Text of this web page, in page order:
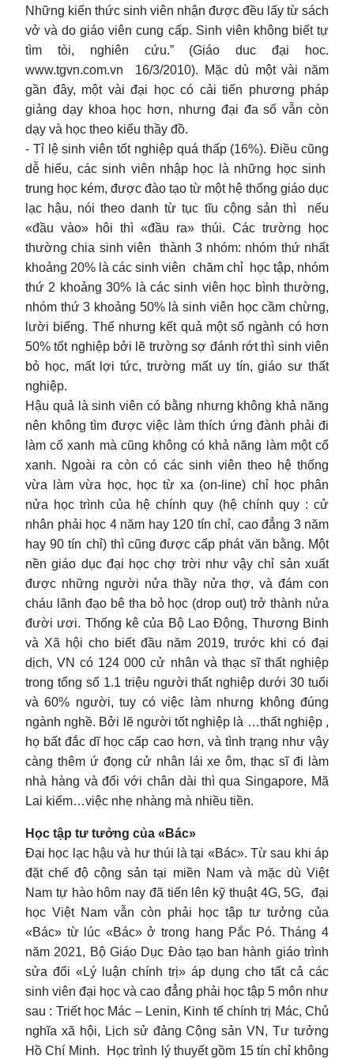
Những kiến thức sinh viên nhận được đều lấy từ sách
vở và do giáo viên cung cấp. Sinh viên không biết tự
tìm tòi, nghiên cứu.” (Giáo duc đại hoc.
www.tgvn.com.vn 16/3/2010). Mặc dù một vài năm
gần đây, một vài đại học có cải tiến phương pháp
giảng dạy khoa học hơn, nhưng đại đa số vẫn còn
dạy và học theo kiểu thầy đồ.
- Tỉ lệ sinh viên tốt nghiệp quá thấp (16%). Điều cũng
dễ hiểu, các sinh viên nhập học là những học sinh
trung học kém, được đào tạo từ một hệ thống giáo dục
lạc hậu, nói theo danh từ tục tĩu cộng sản thì nếu
«đầu vào» hôi thì «đầu ra» thúi. Các trường học
thường chia sinh viên thành 3 nhóm: nhóm thứ nhất
khoảng 20% là các sinh viên chăm chỉ học tập, nhóm
thứ 2 khoảng 30% là các sinh viên học bình thường,
nhóm thứ 3 khoảng 50% là sinh viên học cầm chừng,
lười biếng. Thế nhưng kết quả một số ngành có hơn
50% tốt nghiệp bởi lẽ trường sợ đánh rớt thì sinh viên
bỏ học, mất lợi tức, trường mất uy tín, giáo sư thất
nghiệp.
Hậu quả là sinh viên có bằng nhưng không khả năng
nên không tìm được việc làm thích ứng đành phải đi
làm cổ xanh mà cũng không có khả năng làm một cổ
xanh. Ngoài ra còn có các sinh viên theo hệ thống
vừa làm vừa học, học từ xa (on-line) chỉ học phân
nửa học trình của hệ chính quy (hệ chính quy : cử
nhân phải học 4 năm hay 120 tín chỉ, cao đẳng 3 năm
hay 90 tín chỉ) thì cũng được cấp phát văn bằng. Một
nền giáo dục đại học chợ trời như vậy chỉ sản xuất
được những người nửa thầy nửa thợ, và đám con
cháu lãnh đạo bê tha bỏ học (drop out) trở thành nửa
đười ươi. Thống kê của Bộ Lao Động, Thương Binh
và Xã hội cho biết đầu năm 2019, trước khi có đại
dịch, VN có 124 000 cử nhân và thạc sĩ thất nghiệp
trong tổng số 1.1 triệu người thất nghiệp dưới 30 tuổi
và 60% người, tuy có việc làm nhưng không đúng
ngành nghề. Bởi lẽ người tốt nghiệp là …thất nghiệp ,
họ bất đắc dĩ học cấp cao hơn, và tình trạng như vậy
càng thêm ứ đọng cử nhân lái xe ôm, thạc sĩ đi làm
nhà hàng và đối với chân dài thì qua Singapore, Mã
Lai kiếm…việc nhẹ nhàng mà nhiều tiền.
Học tập tư tưởng của «Bác»
Đại học lạc hậu và hư thúi là tại «Bác». Từ sau khi áp
đặt chế độ cộng sản tại miền Nam và mặc dù Việt
Nam tự hào hôm nay đã tiến lên kỹ thuật 4G, 5G, đại
học Việt Nam vẫn còn phải học tập tư tưởng của
«Bác» từ lúc «Bác» ở trong hang Pắc Pó. Tháng 4
năm 2021, Bộ Giáo Dục Đào tạo ban hành giáo trình
sửa đổi «Lý luận chính trị» áp dụng cho tất cả các
sinh viên đại học và cao đẳng phải học tập 5 môn như
sau : Triết học Mác – Lenin, Kinh tế chính trị Mác, Chủ
nghĩa xã hội, Lịch sử đảng Cộng sản VN, Tư tưởng
Hồ Chí Minh. Học trình lý thuyết gồm 15 tín chỉ không